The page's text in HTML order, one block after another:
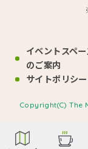
イベントスペー
のご案内
サイトポリシー
Copyright(C) The